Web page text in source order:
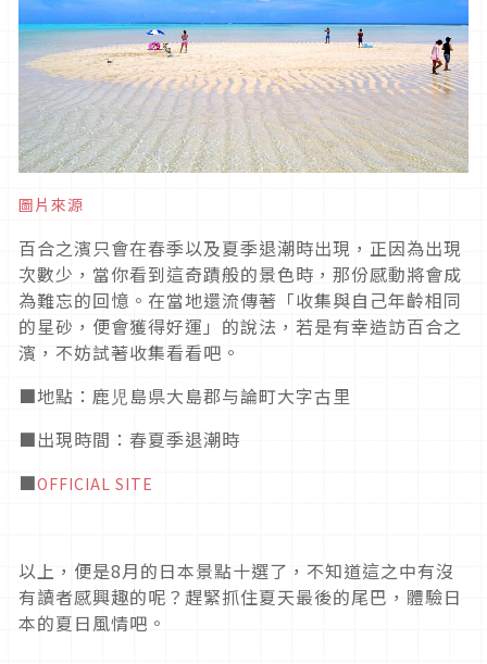
圖片來源
百合之濱只會在春季以及夏季退潮時出現，正因為出現
次數少，當你看到這奇蹟般的景色時，那份感動將會成
為難忘的回憶。在當地還流傳著「收集與自己年齡相同
的星砂，便會獲得好運」的說法，若是有幸造訪百合之
濱，不妨試著收集看看吧。
■地點：鹿児島県大島郡与論町大字古里
■出現時間：春夏季退潮時
■OFFICIAL SITE
以上，便是8月的日本景點十選了，不知道這之中有沒
有讀者感興趣的呢？趕緊抓住夏天最後的尾巴，體驗日
本的夏日風情吧。